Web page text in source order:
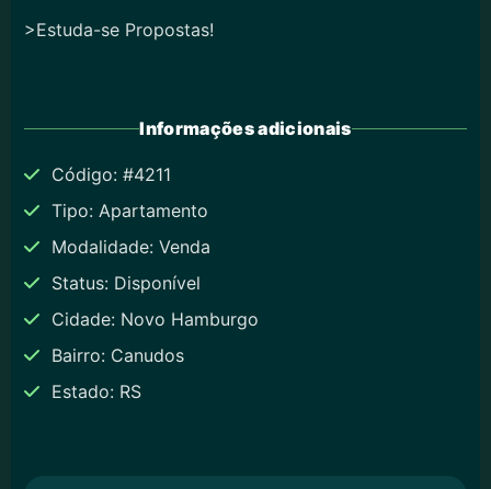
>Estuda-se Propostas!
Informações adicionais
Código: #4211
Tipo: Apartamento
Modalidade: Venda
Status: Disponível
Cidade: Novo Hamburgo
Bairro: Canudos
Estado: RS